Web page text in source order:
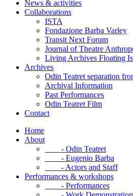
News & activities
Collaborations
ISTA
Fondazione Barba Varley
Transit Next Forum
Journal of Theatre
Living Archives Floating
Archives
Odin Teatret separation
Archival Information
Past Performances
Odin Teatret Film
Contact
Home
About
- Odin Teatret
- Eugenio Barba
- Actors and Staff
Performances & workshops
- Performances